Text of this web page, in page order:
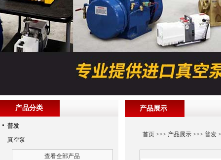
产品展示
首页>>> 产品展示>>> 普发
产品分类
普发
真空泵
查看全部产品